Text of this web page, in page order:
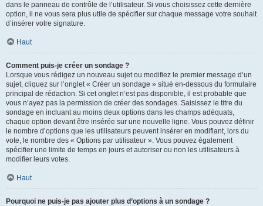
dans le panneau de contrôle de l’utilisateur. Si vous choisissez cette dernière
option, il ne vous sera plus utile de spécifier sur chaque message votre souhait
d’insérer votre signature.
Haut
Comment puis-je créer un sondage ?
Lorsque vous rédigez un nouveau sujet ou modifiez le premier message d’un
sujet, cliquez sur l’onglet « Créer un sondage » situé en-dessous du formulaire
principal de rédaction. Si cet onglet n’est pas disponible, il est probable que
vous n’ayez pas la permission de créer des sondages. Saisissez le titre du
sondage en incluant au moins deux options dans les champs adéquats,
chaque option devant être insérée sur une nouvelle ligne. Vous pouvez définir
le nombre d’options que les utilisateurs peuvent insérer en modifiant, lors du
vote, le nombre des « Options par utilisateur ». Vous pouvez également
spécifier une limite de temps en jours et autoriser ou non les utilisateurs à
modifier leurs votes.
Haut
Pourquoi ne puis-je pas ajouter plus d’options à un sondage ?